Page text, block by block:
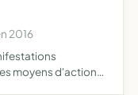
2016
moyens d'action